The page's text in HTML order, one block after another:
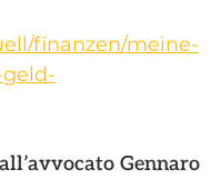
finanzen/meine-
Gennaro